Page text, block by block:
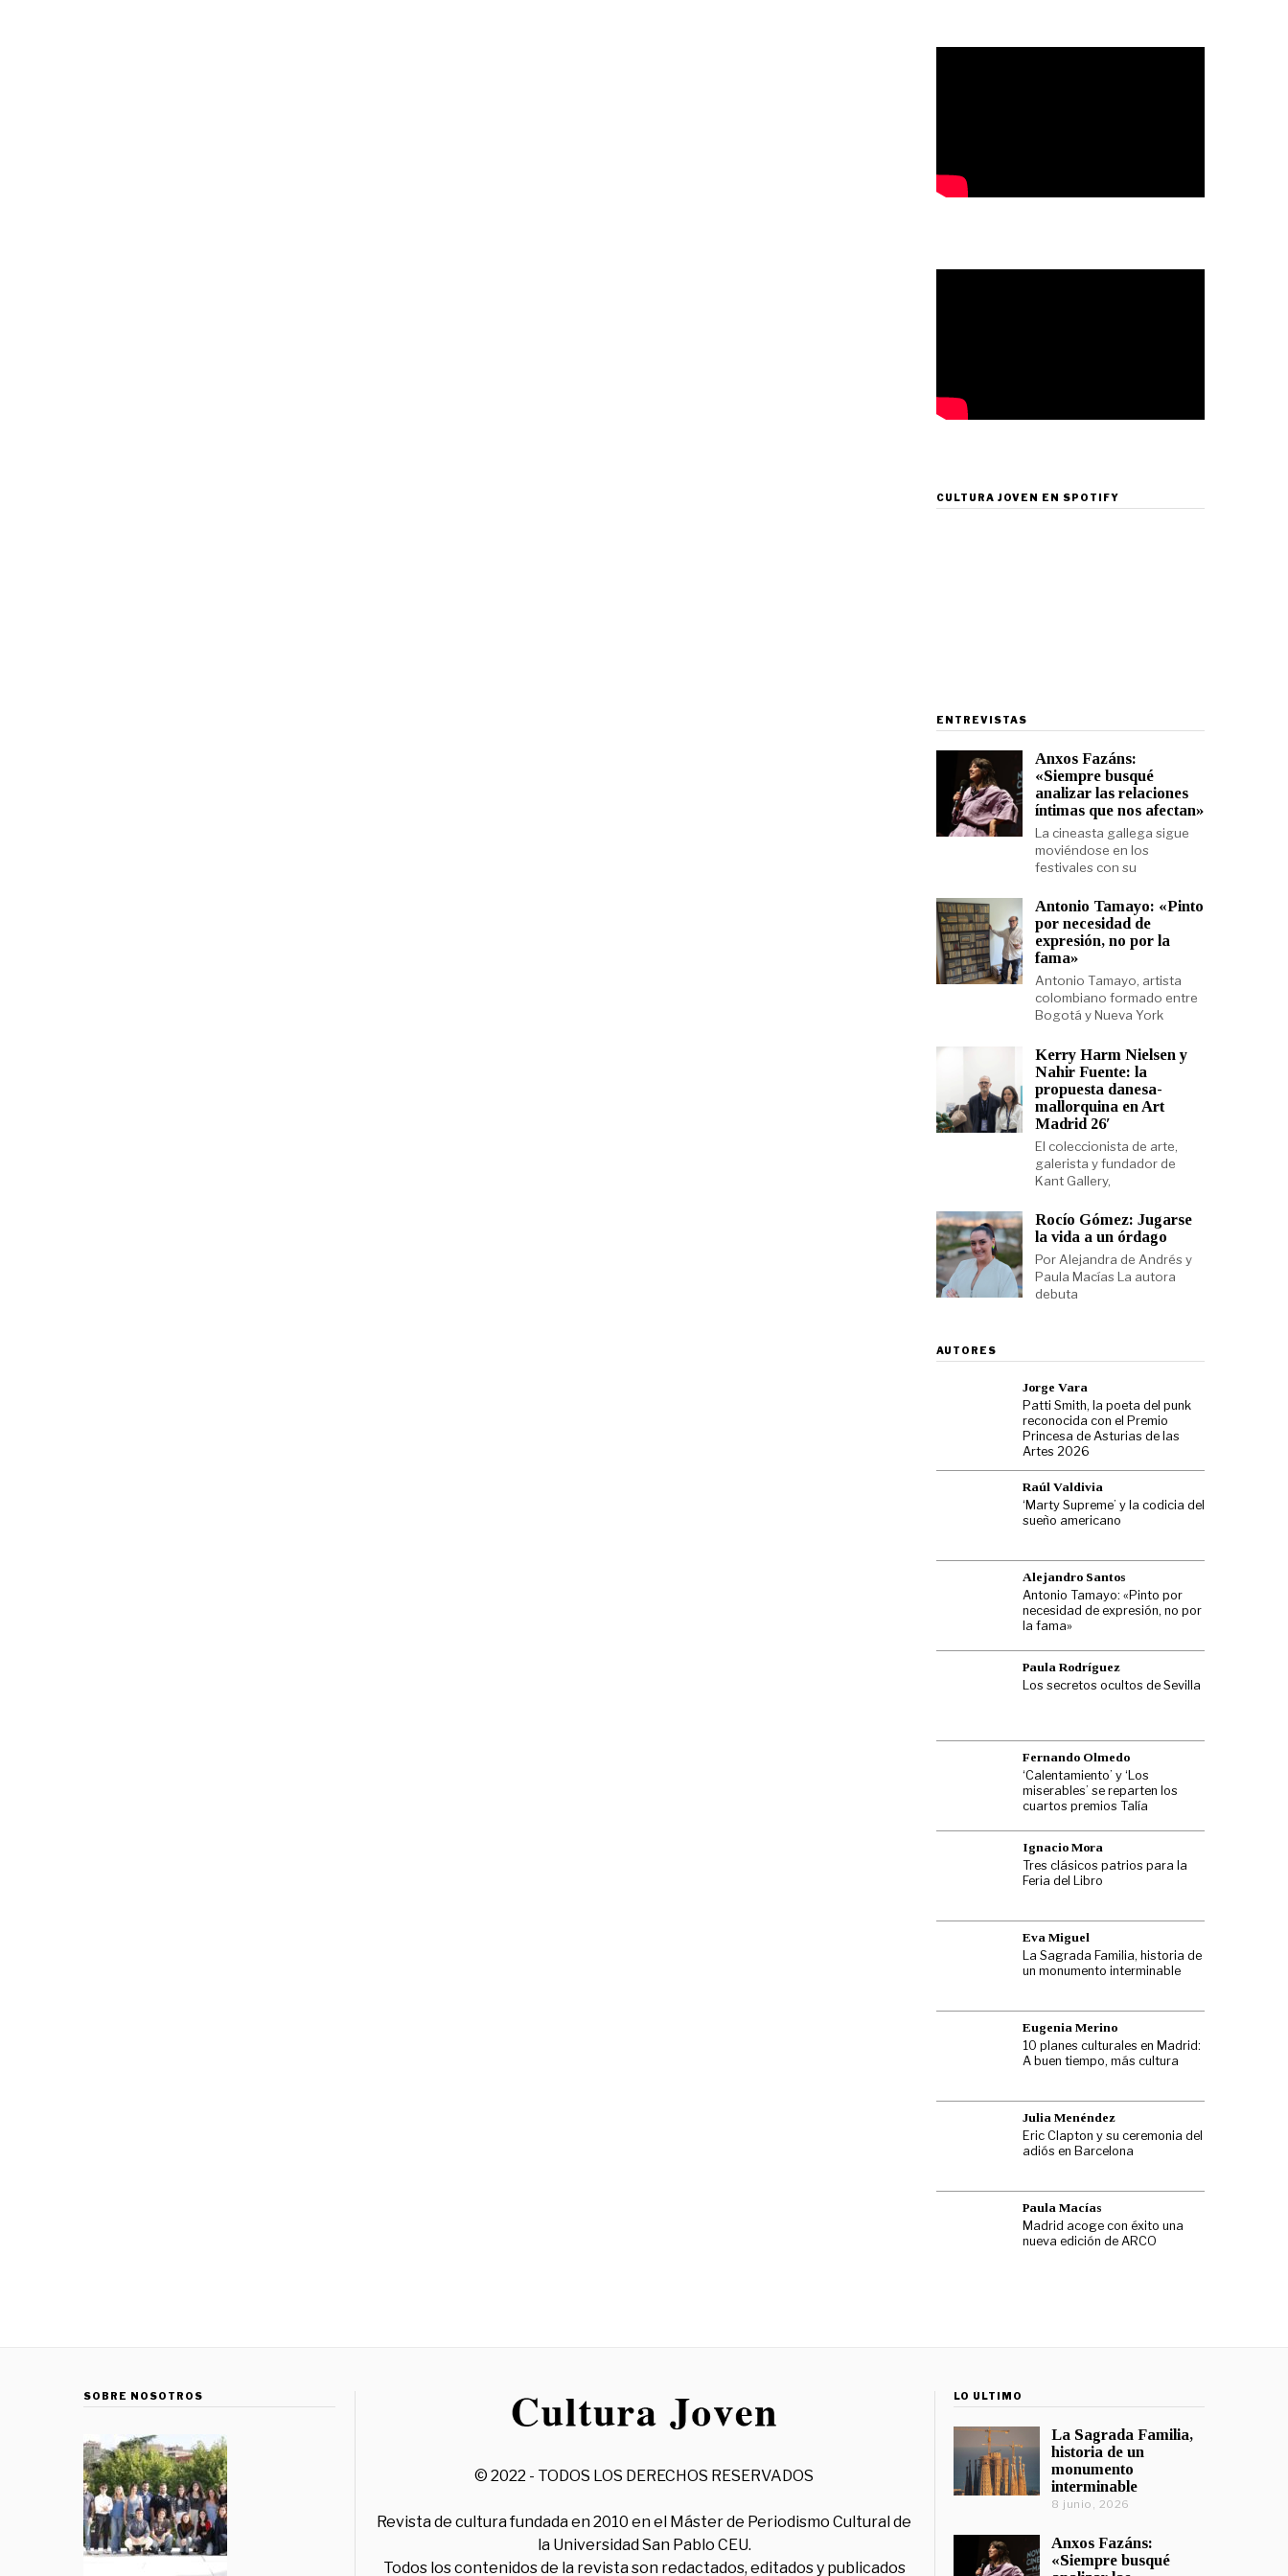
CULTURA JOVEN EN SPOTIFY
ENTREVISTAS
Anxos Fazáns:
«Siempre busqué
analizar las relaciones
íntimas que nos afectan»
La cineasta gallega sigue
moviéndose en los
festivales con su
Antonio Tamayo: «Pinto
por necesidad de
expresión, no por la
fama»
Antonio Tamayo, artista
colombiano formado entre
Bogotá y Nueva York
Kerry Harm Nielsen y
Nahir Fuente: la
propuesta danesa-
mallorquina en Art
Madrid 26′
El coleccionista de arte,
galerista y fundador de
Kant Gallery,
Rocío Gómez: Jugarse
la vida a un órdago
Por Alejandra de Andrés y
Paula Macías La autora
debuta
AUTORES
Jorge Vara
Patti Smith, la poeta del punk
reconocida con el Premio
Princesa de Asturias de las
Artes 2026
Raúl Valdivia
‘Marty Supreme’ y la codicia del
sueño americano
Alejandro Santos
Antonio Tamayo: «Pinto por
necesidad de expresión, no por
la fama»
Paula Rodríguez
Los secretos ocultos de Sevilla
Fernando Olmedo
‘Calentamiento’ y ‘Los
miserables’ se reparten los
cuartos premios Talía
Ignacio Mora
Tres clásicos patrios para la
Feria del Libro
Eva Miguel
La Sagrada Familia, historia de
un monumento interminable
Eugenia Merino
10 planes culturales en Madrid:
A buen tiempo, más cultura
Julia Menéndez
Eric Clapton y su ceremonia del
adiós en Barcelona
Paula Macías
Madrid acoge con éxito una
nueva edición de ARCO
SOBRE NOSOTROS
© 2022 - TODOS LOS DERECHOS RESERVADOS
Revista de cultura fundada en 2010 en el Máster de Periodismo Cultural de
la Universidad San Pablo CEU.
Todos los contenidos de la revista son redactados, editados y publicados
LO ÚLTIMO
La Sagrada Familia,
historia de un
monumento
interminable
8 junio, 2026
Anxos Fazáns:
«Siempre busqué